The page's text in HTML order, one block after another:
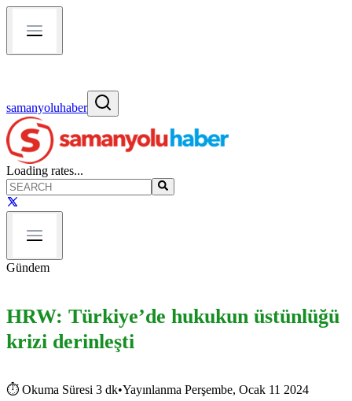
samanyoluhaber
Loading rates...
Gündem
HRW: Türkiye’de hukukun üstünlüğü
krizi derinleşti
⏱ Okuma Süresi 3 dk•Yayınlanma Perşembe, Ocak 11 2024